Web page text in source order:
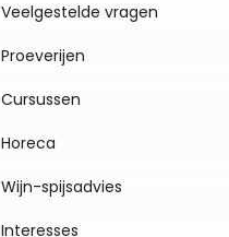
Veelgestelde vragen
Proeverijen
Cursussen
Horeca
Wijn-spijsadvies
Interesses